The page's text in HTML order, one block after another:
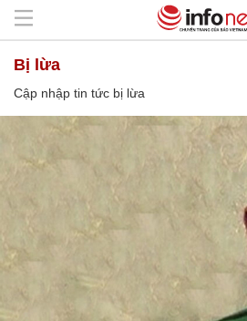
bị lừa
Cập nhập tin tức bị lừa